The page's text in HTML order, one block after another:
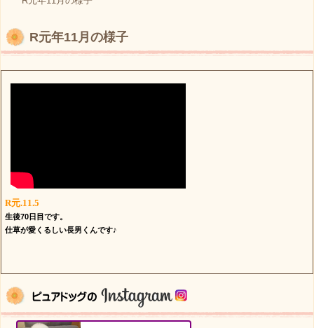
R元年11月の様子
R元.11.5
生後70日目です。
仕草が愛くるしい長男くんです♪